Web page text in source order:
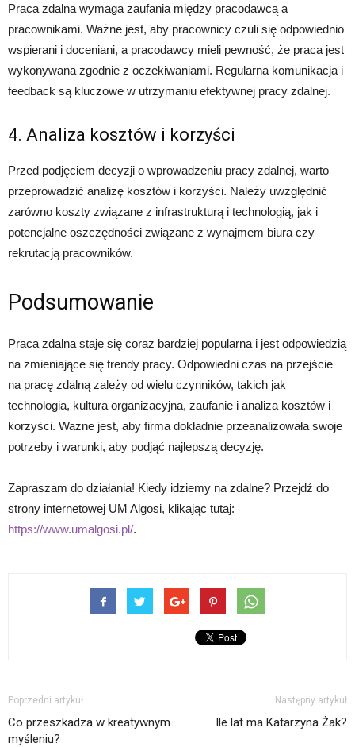
Praca zdalna wymaga zaufania między pracodawcą a
pracownikami. Ważne jest, aby pracownicy czuli się odpowiednio
wspierani i doceniani, a pracodawcy mieli pewność, że praca jest
wykonywana zgodnie z oczekiwaniami. Regularna komunikacja i
feedback są kluczowe w utrzymaniu efektywnej pracy zdalnej.
4. Analiza kosztów i korzyści
Przed podjęciem decyzji o wprowadzeniu pracy zdalnej, warto
przeprowadzić analizę kosztów i korzyści. Należy uwzględnić
zarówno koszty związane z infrastrukturą i technologią, jak i
potencjalne oszczędności związane z wynajmem biura czy
rekrutacją pracowników.
Podsumowanie
Praca zdalna staje się coraz bardziej popularna i jest odpowiedzią
na zmieniające się trendy pracy. Odpowiedni czas na przejście
na pracę zdalną zależy od wielu czynników, takich jak
technologia, kultura organizacyjna, zaufanie i analiza kosztów i
korzyści. Ważne jest, aby firma dokładnie przeanalizowała swoje
potrzeby i warunki, aby podjąć najlepszą decyzję.
Zapraszam do działania! Kiedy idziemy na zdalne? Przejdź do
strony internetowej UM Algosi, klikając tutaj:
https://www.umalgosi.pl/.
Poprzedni artykuł
Co przeszkadza w kreatywnym
myśleniu?
Następny artykuł
Ile lat ma Katarzyna Żak?